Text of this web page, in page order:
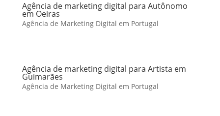
Agência de marketing digital para Autônomo
em Oeiras
Agência de Marketing Digital em Portugal
Agência de marketing digital para Artista em
Guimarães
Agência de Marketing Digital em Portugal